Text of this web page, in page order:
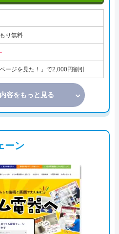
り無料
ページを見た！」で2,000円割引
容をもっと見る
ーン